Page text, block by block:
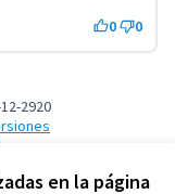
en la página
0 0
2920